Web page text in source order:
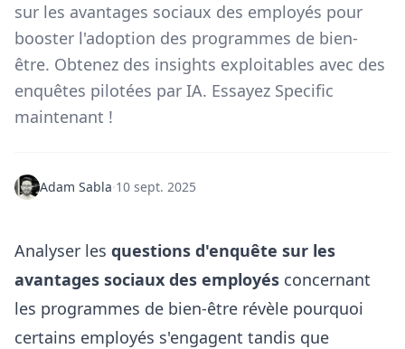
sur les avantages sociaux des employés pour
booster l'adoption des programmes de bien-
être. Obtenez des insights exploitables avec des
enquêtes pilotées par IA. Essayez Specific
maintenant !
Adam Sabla·10 sept. 2025
Analyser les questions d'enquête sur les
avantages sociaux des employés concernant
les programmes de bien-être révèle pourquoi
certains employés s'engagent tandis que